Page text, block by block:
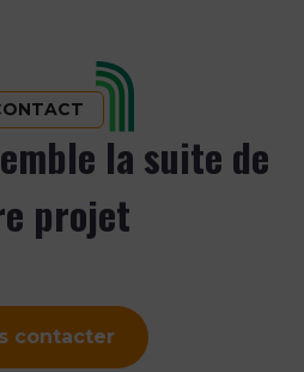
la suite de
projet
contacter